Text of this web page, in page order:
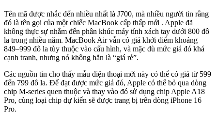
Tên mã được nhắc đến nhiều nhất là J700, mà nhiều người tin rằng
đó là tên gọi của một chiếc MacBook cấp thấp mới . Apple đã
không thực sự nhắm đến phân khúc máy tính xách tay dưới 800 đô
la trong nhiều năm. MacBook Air vẫn có giá khởi điểm khoảng
849–999 đô la tùy thuộc vào cấu hình, và mặc dù mức giá đó khá
cạnh tranh, nhưng nó không hẳn là “giá rẻ”.
Các nguồn tin cho thấy mẫu điện thoại mới này có thể có giá từ 599
đến 799 đô la. Để đạt được mức giá đó, Apple có thể bỏ qua dòng
chip M-series quen thuộc và thay vào đó sử dụng chip Apple A18
Pro, cùng loại chip dự kiến ​​sẽ được trang bị trên dòng iPhone 16
Pro.